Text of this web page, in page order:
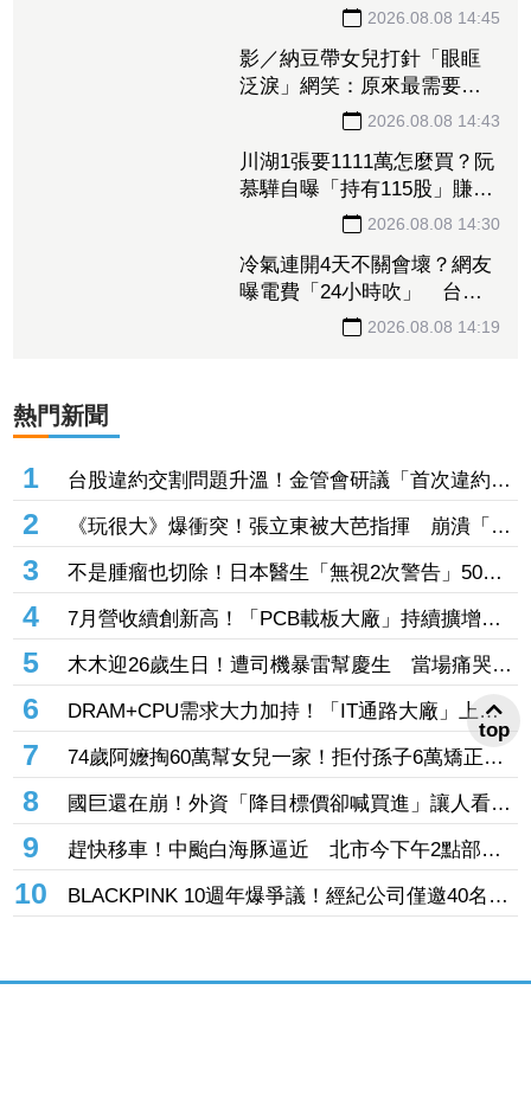
「新任股后」連續創高還有
戲？外資最高喊1.5萬元 目
標價一次看
2026.08.08 15:00
副業比正職還賺！41歲單親
媽每天花1小時 月收入破百
2026.08.08 14:45
影／納豆帶女兒打針「眼眶
泛淚」網笑：原來最需要安
慰的是爸爸！ 2026.08.08 14:43
冷氣連開4天不關會壞？網友
曝電費「24小時吹」 台電
揭省電關鍵
2026.08.08 14:19
熱門新聞
1
台股違約交割問題升溫！金管會研議「首次違約即
預收款券」 投資人炸鍋：乾脆改T+0
2
《玩很大》爆衝突！張立東被大芭指揮 崩潰「把
我當狗使喚嗎」
3
不是腫瘤也切除！日本醫生「無視2次警告」50多
歲婦四肢癱瘓 院方鞠躬謝罪
4
7月營收續創新高！「PCB載板大廠」持續擴增產
能 高階訂單、價格調漲帶旺下半年
5
木木迎26歲生日！遭司機暴雷幫慶生 當場痛哭許
願「我要當電影女主角」
6
DRAM+CPU需求大力加持！「IT通路大廠」上月
費 2個月幾乎斷聯
top